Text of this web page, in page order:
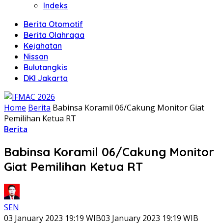
Indeks
Berita Otomotif
Berita Olahraga
Kejahatan
Nissan
Bulutangkis
DKI Jakarta
Home Berita Babinsa Koramil 06/Cakung Monitor Giat
Pemilihan Ketua RT
Berita
Babinsa Koramil 06/Cakung Monitor
Giat Pemilihan Ketua RT
SEN
03 January 2023 19:19 WIB03 January 2023 19:19 WIB